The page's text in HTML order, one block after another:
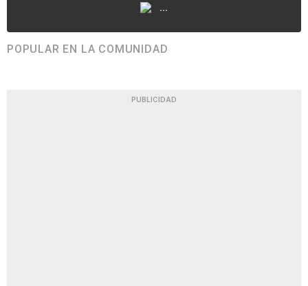
...
POPULAR EN LA COMUNIDAD
PUBLICIDAD